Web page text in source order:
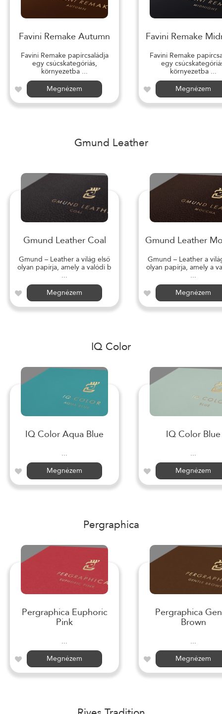
Favini Remake Autumn
Favini Remake papírcsaládja
egy csúcskategóriás,
környezetba ...
Megnézem
Favini Remake
Favini Remake
egy
környezetba ...
Megnézem
Gmund Leather
Gmund Leather Coal
Gmund – Leather a világ első
olyan papírja, amely a valódi b
...
Megnézem
Gmund Leather
Gmund – Leather a
olyan papírja, amely a
...
Megnézem
IQ Color
IQ Color Aqua Blue
...
Megnézem
IQ Color Blue
...
Megnézem
Pergraphica
Pergraphica Euphoric
Pink
...
Megnézem
Pergraphica
Brown
...
Megnézem